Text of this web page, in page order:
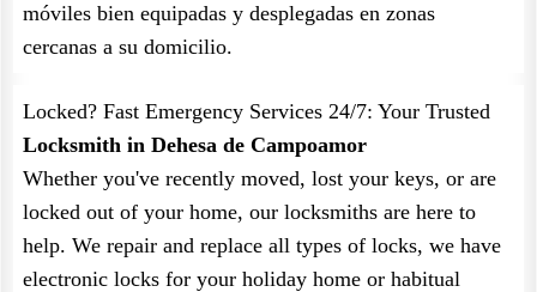
móviles bien equipadas y desplegadas en zonas
cercanas a su domicilio.
Locked? Fast Emergency Services 24/7: Your Trusted
Locksmith in Dehesa de Campoamor
Whether you've recently moved, lost your keys, or are
locked out of your home, our locksmiths are here to
help. We repair and replace all types of locks, we have
electronic locks for your holiday home or habitual